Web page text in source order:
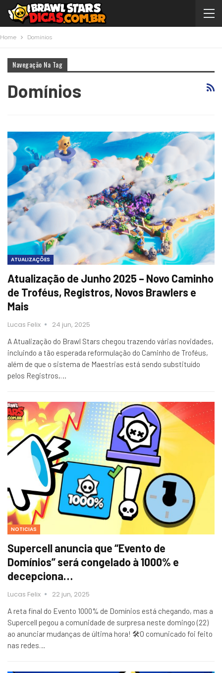
Home Domínios
Navegação Na Tag
Domínios
ATUALIZAÇÕES
Atualização de Junho 2025 – Novo Caminho
de Troféus, Registros, Novos Brawlers e
Mais
Lucas Felix 24 jun, 2025
A Atualização do Brawl Stars chegou trazendo várias novidades,
incluindo a tão esperada reformulação do Caminho de Troféus,
além de que o sistema de Maestrias está sendo substituído
pelos Registros,…
NOTICIAS
Supercell anuncia que “Evento de
Domínios” será congelado à 1000% e
decepciona…
Lucas Felix 22 jun, 2025
A reta final do Evento 1000% de Domínios está chegando, mas a
Supercell pegou a comunidade de surpresa neste domingo (22)
ao anunciar mudanças de última hora! 🛠️O comunicado foi feito
nas redes…